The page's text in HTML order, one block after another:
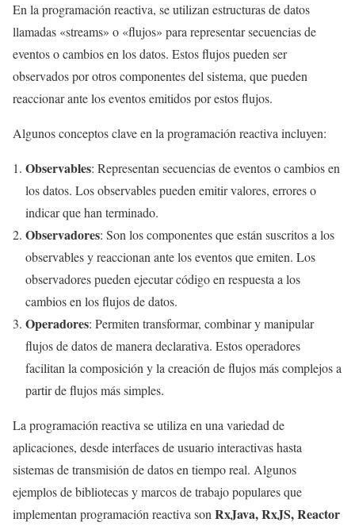
En la programación reactiva, se utilizan estructuras de datos
llamadas «streams» o «flujos» para representar secuencias de
eventos o cambios en los datos. Estos flujos pueden ser
observados por otros componentes del sistema, que pueden
reaccionar ante los eventos emitidos por estos flujos.
Algunos conceptos clave en la programación reactiva incluyen:
Observables: Representan secuencias de eventos o cambios en
los datos. Los observables pueden emitir valores, errores o
indicar que han terminado.
Observadores: Son los componentes que están suscritos a los
observables y reaccionan ante los eventos que emiten. Los
observadores pueden ejecutar código en respuesta a los
cambios en los flujos de datos.
Operadores: Permiten transformar, combinar y manipular
flujos de datos de manera declarativa. Estos operadores
facilitan la composición y la creación de flujos más complejos a
partir de flujos más simples.
La programación reactiva se utiliza en una variedad de
aplicaciones, desde interfaces de usuario interactivas hasta
sistemas de transmisión de datos en tiempo real. Algunos
ejemplos de bibliotecas y marcos de trabajo populares que
implementan programación reactiva son RxJava, RxJS, Reactor